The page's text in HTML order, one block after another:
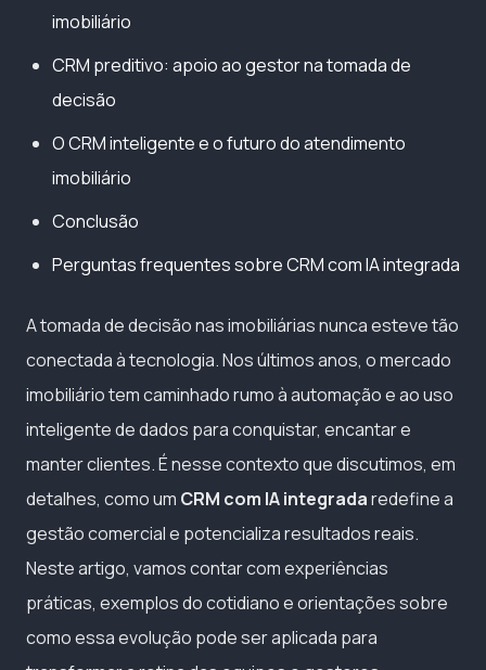
imobiliário
CRM preditivo: apoio ao gestor na tomada de
decisão
O CRM inteligente e o futuro do atendimento
imobiliário
Conclusão
Perguntas frequentes sobre CRM com IA integrada
A tomada de decisão nas imobiliárias nunca esteve tão
conectada à tecnologia. Nos últimos anos, o mercado
imobiliário tem caminhado rumo à automação e ao uso
inteligente de dados para conquistar, encantar e
manter clientes. É nesse contexto que discutimos, em
detalhes, como um CRM com IA integradaredefine a
gestão comercial e potencializa resultados reais.
Neste artigo, vamos contar com experiências
práticas, exemplos do cotidiano e orientações sobre
como essa evolução pode ser aplicada para